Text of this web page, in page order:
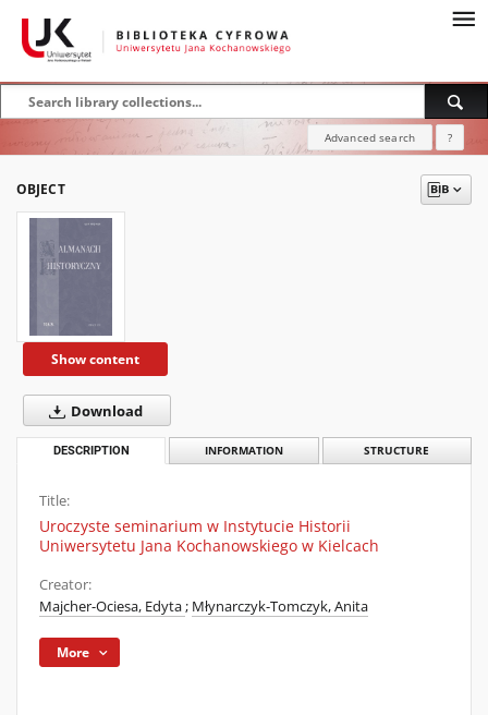
Advanced search ?
OBJECT
Show content
Download
DESCRIPTION INFORMATION STRUCTURE
Title:
Uroczyste seminarium w Instytucie Historii
Uniwersytetu Jana Kochanowskiego w Kielcach
Creator:
Majcher-Ociesa, Edyta; Młynarczyk-Tomczyk, Anita
More